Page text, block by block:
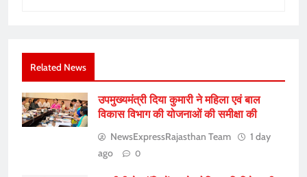
Related News
उपमुख्यमंत्री दिया कुमारी ने महिला एवं बाल
विकास विभाग की योजनाओं की समीक्षा की
NewsExpressRajasthan Team
1 day
ago
0